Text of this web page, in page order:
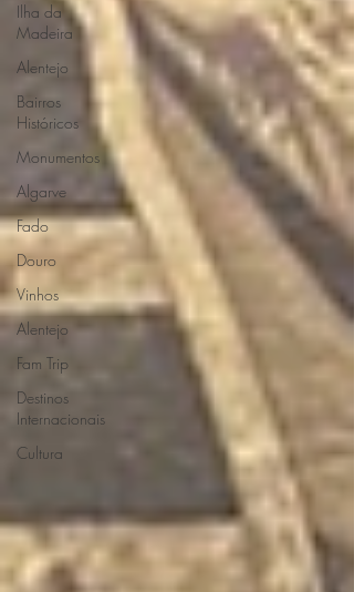
Ilha da
Madeira
Alentejo
Bairros
Históricos
Monumentos
Algarve
Fado
Douro
Vinhos
Alentejo
Fam Trip
Destinos
Internacionais
Cultura